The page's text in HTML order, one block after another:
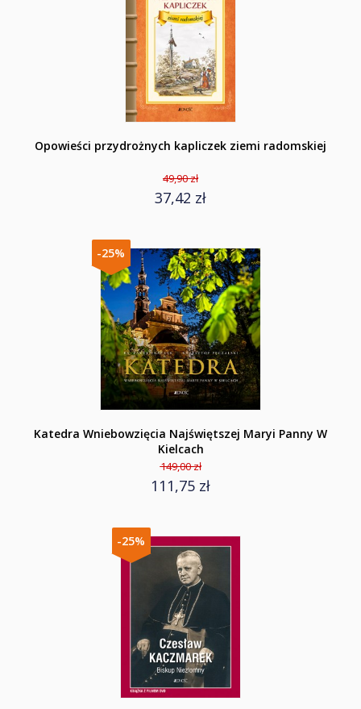
Opowieści przydrożnych kapliczek ziemi radomskiej
49,90 zł
37,42 zł
-25%
Katedra Wniebowzięcia Najświętszej Maryi Panny W
Kielcach
149,00 zł
111,75 zł
-25%